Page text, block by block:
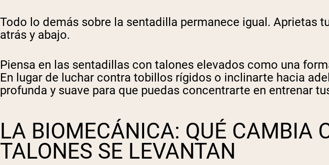
Todo lo demás sobre la sentadilla permanece igual. Aprietas
atrás y abajo.
Piensa en las sentadillas con talones elevados como una
En lugar de luchar contra tobillos rígidos o inclinarte hacia
profunda y suave para que puedas concentrarte en entrenar
LA BIOMECÁNICA: QUÉ CAMBIA
TALONES SE LEVANTAN